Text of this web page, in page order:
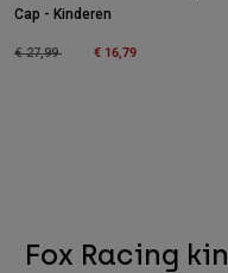
Cap - Kinderen
Price reduced from
€ 27,99to € 16,79
Fox Racing